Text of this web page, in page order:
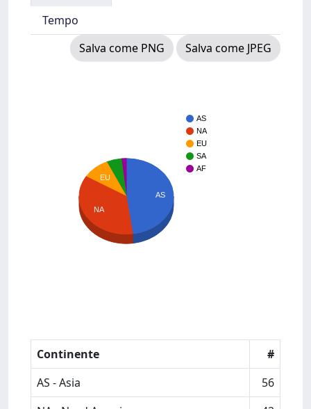
Tempo
Salva come PNG
Salva come JPEG
AS
NA
EU
SA
AF
AS
EU
NA
Continente
#
AS - Asia
56